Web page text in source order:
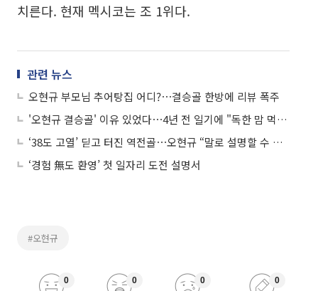
치른다. 현재 멕시코는 조 1위다.
관련 뉴스
오현규 부모님 추어탕집 어디?⋯결승골 한방에 리뷰 폭주
'오현규 결승골' 이유 있었다⋯4년 전 일기에 "독한 맘 먹고 꼭 해내자"
‘38도 고열’ 딛고 터진 역전골⋯오현규 “말로 설명할 수 없는 감정”
‘경험 無도 환영’ 첫 일자리 도전 설명서
#오현규
0 0 0 0